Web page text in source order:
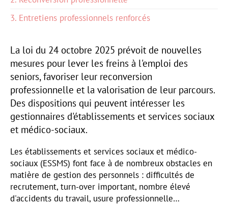
3. Entretiens professionnels renforcés
La loi du 24 octobre 2025 prévoit de nouvelles
mesures pour lever les freins à l'emploi des
seniors, favoriser leur reconversion
professionnelle et la valorisation de leur parcours.
Des dispositions qui peuvent intéresser les
gestionnaires d'établissements et services sociaux
et médico-sociaux.
Les établissements et services sociaux et médico-
sociaux (ESSMS) font face à de nombreux obstacles en
matière de gestion des personnels : difficultés de
recrutement, turn-over important, nombre élevé
d'accidents du travail, usure professionnelle…